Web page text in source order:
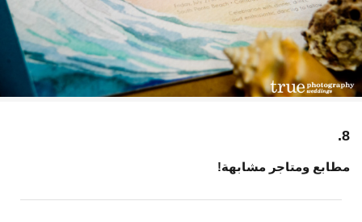
8.
مطابع ومتاجر مشابهة!